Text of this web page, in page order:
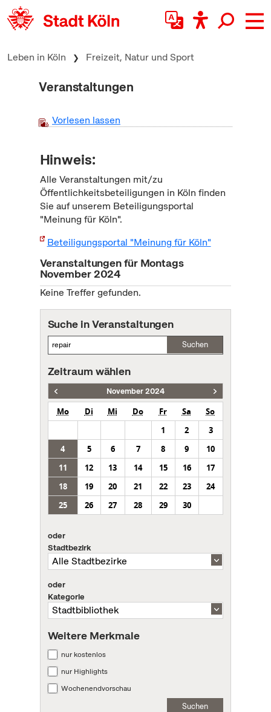
zum Inhalt springen
Leben in Köln Freizeit, Natur und Sport
Veranstaltungen
Vorlesen lassen
Hinweis:
Alle Veranstaltungen mit/zu
Öffentlichkeitsbeteiligungen in Köln finden
Sie auf unserem Beteiligungsportal
"Meinung für Köln".
Beteiligungsportal "Meinung für Köln"
Veranstaltungen für Montags
November 2024
Keine Treffer gefunden.
Suche in Veranstaltungen
Suchen
Zeitraum wählen
November 2024
Mo Di Mi Do Fr Sa
So
1
2
3
4
5 6 7 8 9
10
11
12 13 14 15 16
17
18
19 20 21 22 23
24
25
26 27 28 29 30
oder
Stadtbezirk
oder
Kategorie
Weitere Merkmale
nur kostenlos
nur Highlights
Wochenendvorschau
Suchen